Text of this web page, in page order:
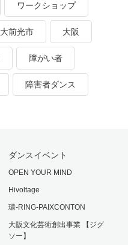
ワークショップ
大前光市 大阪
障がい者
障害者ダンス
ダンスイベント
OPEN YOUR MIND
Hivoltage
環-RING-PAIXCONTON
大阪文化芸術創出事業 【ジグ
ソー】